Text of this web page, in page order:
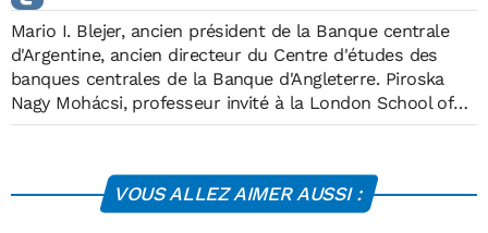
Mario I. Blejer, ancien président de la Banque centrale
d'Argentine, ancien directeur du Centre d'études des
banques centrales de la Banque d'Angleterre. Piroska
Nagy Mohácsi, professeur invité à la London School of
Economics and Political Science.
VOUS ALLEZ AIMER AUSSI :